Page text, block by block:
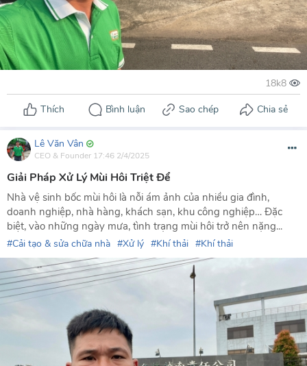
Lê Văn Vân
CEO & Founder 17:46 2/4/2025
Giải Pháp Xử Lý Mùi Hôi Triệt Để
Nhà vệ sinh bốc mùi hôi là nỗi ám ảnh của nhiều gia đình,
doanh nghiệp, nhà hàng, khách sạn, khu công nghiệp… Đặc
biệt, vào những ngày mưa, tình trạng mùi hôi trở nên nặng...
Cải tạo & sửa chữa nhà Xử lý Khí thải Khí thải